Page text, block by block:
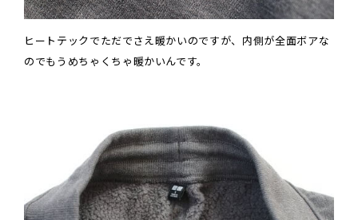
ヒートテックでただでさえ暖かいのですが、内側が全面ボアな
のでもうめちゃくちゃ暖かいんです。